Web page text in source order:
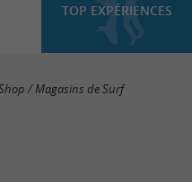
TOP EXPÉRIENCES
Masquer la carte
/ Magasins de Surf